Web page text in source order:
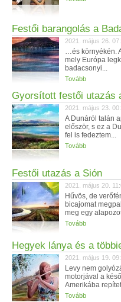
Festői barangolás a
2021. május 26.
…és környékén.
mely Európa
badacsonyi...
Tovább
Gyorsított festői utazás
2021. május 23.
A Dunáról talán
először, s ez a
fel is fedeztem...
Tovább
Festői utazás a Sión
2021. május 20.
Hűvös, de
bicajomat
meg egy
Tovább
Hegyek lánya és a
2021. május 19.
Levy nem
motorjával a
Amerikába
Tovább